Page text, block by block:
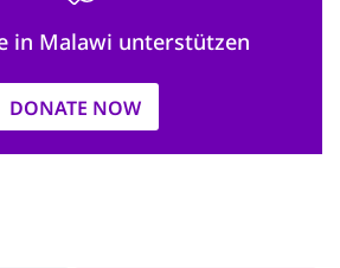
in Malawi unterstützen
DONATE NOW